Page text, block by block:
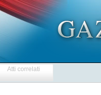
Atti correlati